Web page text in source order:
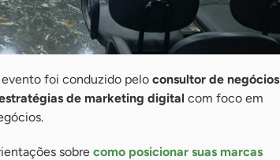
evento foi conduzido pelo consultor de negócios
de marketing digital com foco em
sobre como posicionar suas marcas